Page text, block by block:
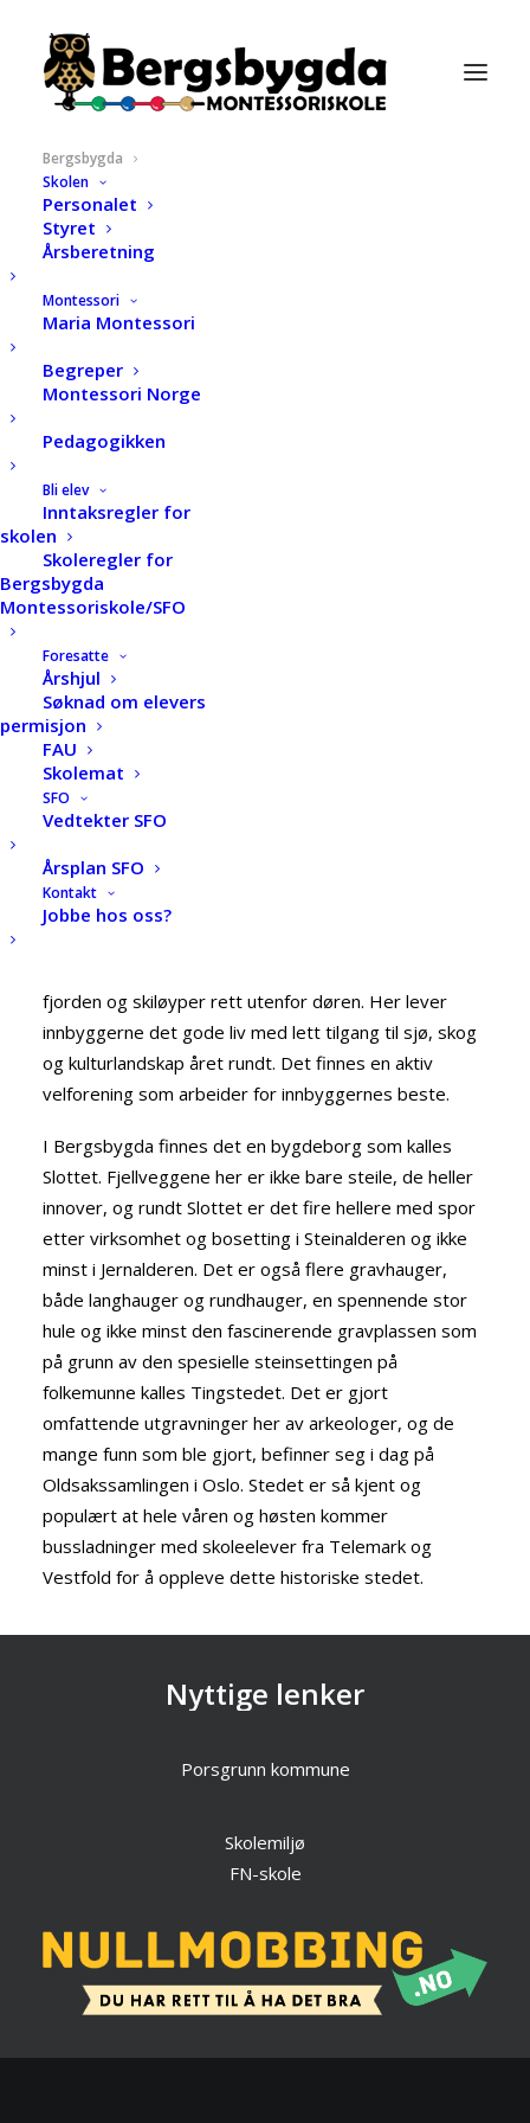
Bergsbygda
Skolen
Personalet
Styret
Årsberetning
Montessori
Maria Montessori
Begreper
Montessori Norge
Pedagogikken
Bli elev
Inntaksregler for
skolen
Skoleregler for
Bergsbygda
Montessoriskole/SFO
Foresatte
Årshjul
Søknad om elevers
permisjon
FAU
Skolemat
SFO
Vedtekter SFO
Årsplan SFO
Kontakt
Jobbe hos oss?
Bergsbygda
Bergsbygda er en bygd i Porsgrunn kommune som
ligger langs østsiden av Eidangerfjorden. Det bor om
lokalsamfunn som er naturlig geografisk adskilt fra
resten av kommunen. Bergsbygda ligger naturskjønt
fjorden og skiløyper rett utenfor døren. Her lever
innbyggerne det gode liv med lett tilgang til sjø, skog
og kulturlandskap året rundt. Det finnes en aktiv
velforening som arbeider for innbyggernes beste.
I Bergsbygda finnes det en bygdeborg som kalles
Slottet. Fjellveggene her er ikke bare steile, de heller
innover, og rundt Slottet er det fire hellere med spor
etter virksomhet og bosetting i Steinalderen og ikke
minst i Jernalderen. Det er også flere gravhauger,
både langhauger og rundhauger, en spennende stor
hule og ikke minst den fascinerende gravplassen som
på grunn av den spesielle steinsettingen på
folkemunne kalles Tingstedet. Det er gjort
omfattende utgravninger her av arkeologer, og de
mange funn som ble gjort, befinner seg i dag på
Oldsakssamlingen i Oslo. Stedet er så kjent og
populært at hele våren og høsten kommer
bussladninger med skoleelever fra Telemark og
Vestfold for å oppleve dette historiske stedet.
Nyttige lenker
Porsgrunn kommune
Skolemiljø
FN-skole